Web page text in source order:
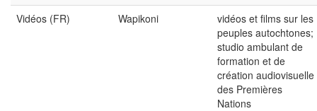
Vidéos (FR)
Wapikoni
vidéos et films sur les
peuples autochtones;
studio ambulant de
formation et de
création audiovisuelle
des Premières
Nations